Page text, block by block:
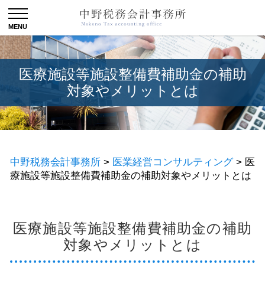
医療施設等施設整備費補助金の補助
対象やメリットとは
中野税務会計事務所 > 医業経営コンサルティング> 医
療施設等施設整備費補助金の補助対象やメリットとは
医療施設等施設整備費補助金の補助
対象やメリットとは